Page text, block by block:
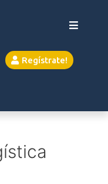
Regístrate!